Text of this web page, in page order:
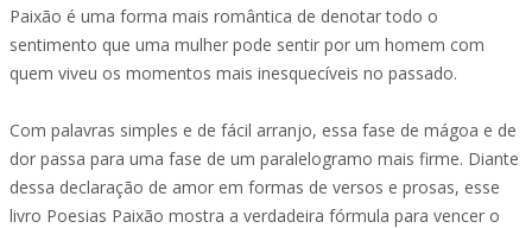
Paixão é uma forma mais romântica de denotar todo o
sentimento que uma mulher pode sentir por um homem com
quem viveu os momentos mais inesquecíveis no passado.
Com palavras simples e de fácil arranjo, essa fase de mágoa e de
dor passa para uma fase de um paralelogramo mais firme. Diante
dessa declaração de amor em formas de versos e prosas, esse
livro Poesias Paixão mostra a verdadeira fórmula para vencer o